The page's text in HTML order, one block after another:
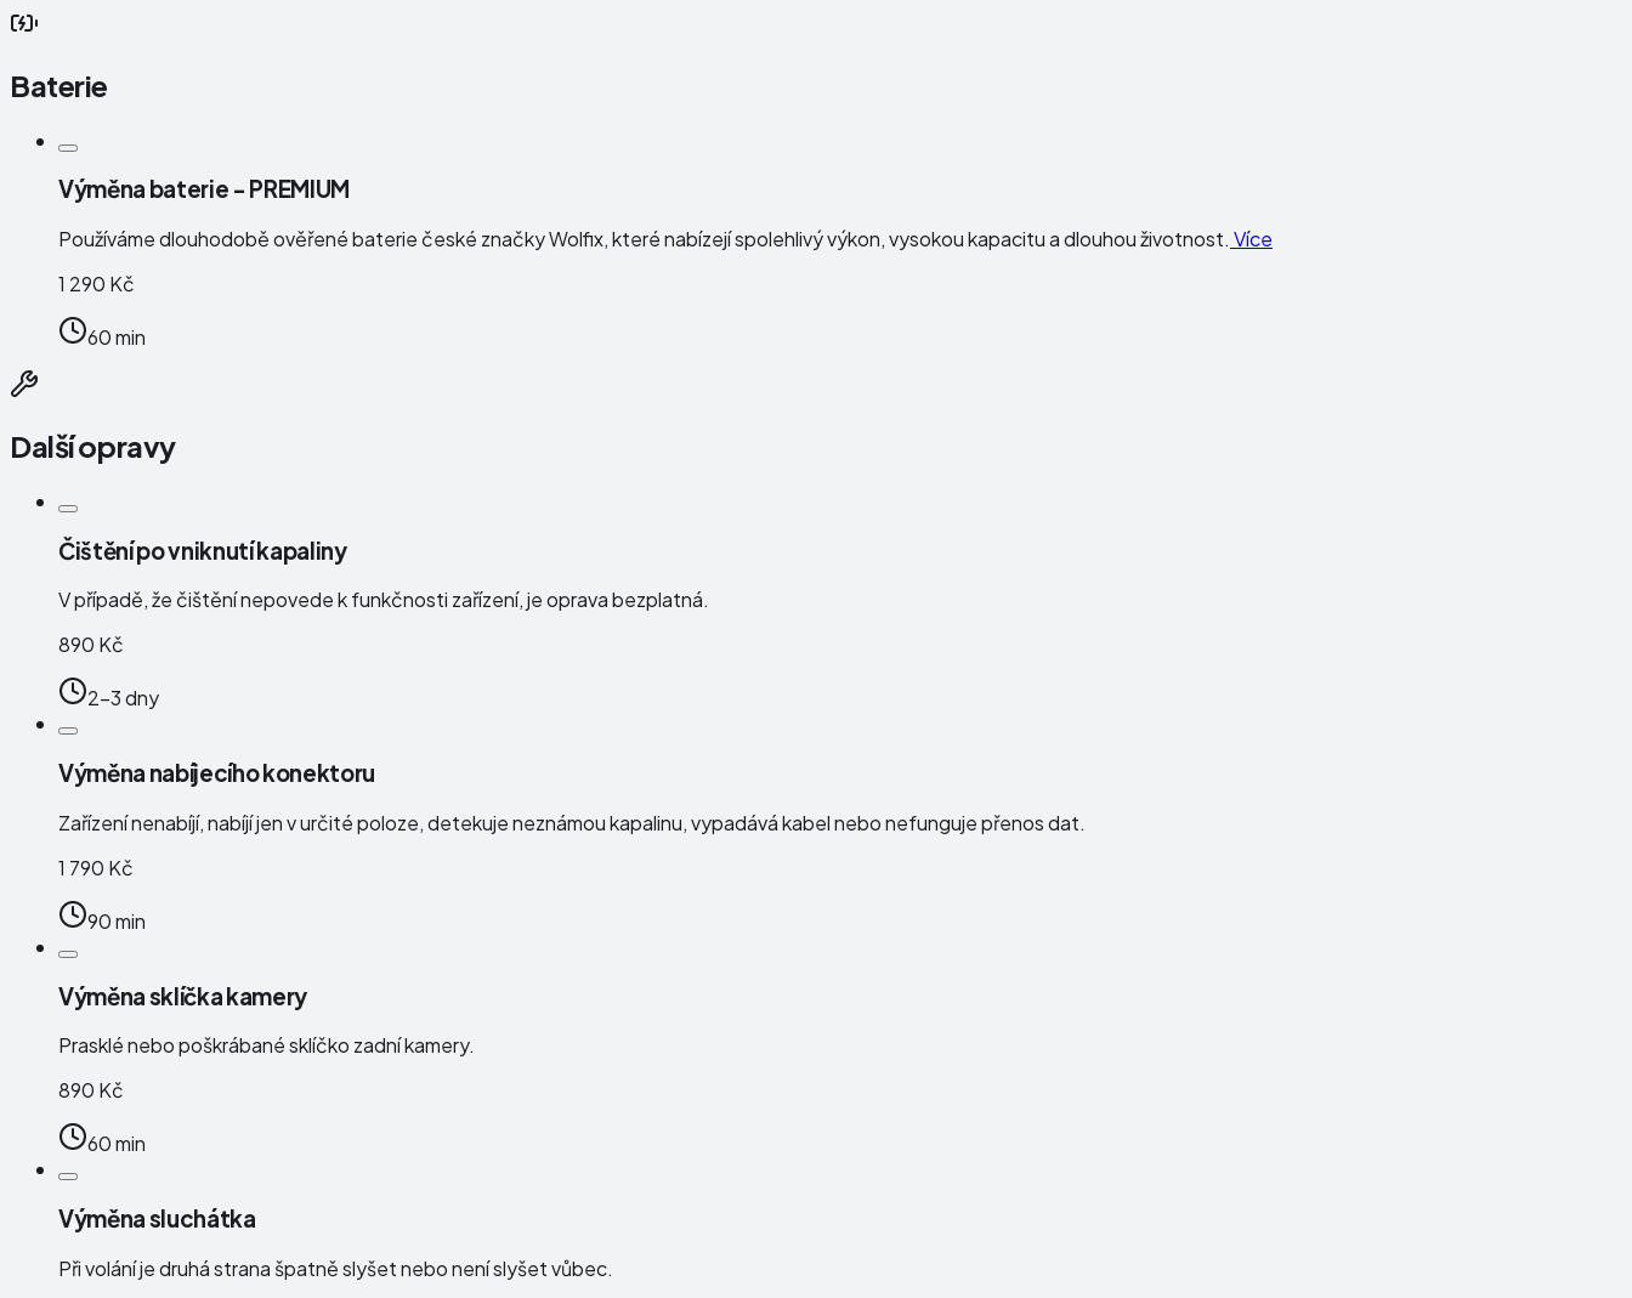
Baterie
Výměna baterie - PREMIUM
Používáme dlouhodobě ověřené baterie české značkyWolfix, které nabízejí spolehlivý výkon, vysokou kapacitu a dlouhou životnost. Více
1 290 Kč
60 min
Další opravy
Čištění po vniknutí kapaliny
V případě, že čištění nepovede k funkčnosti zařízení, je oprava bezplatná.
890 Kč
2-3 dny
Výměna nabíjecího konektoru
Zařízení nenabíjí, nabíjí jen v určité poloze, detekuje neznámou kapalinu, vypadává kabel nebo nefunguje přenos dat.
1 790 Kč
90 min
Výměna sklíčka kamery
Prasklé nebo poškrábané sklíčko zadní kamery.
890 Kč
60 min
Výměna sluchátka
Při volání je druhá strana špatně slyšet nebo není slyšet vůbec.